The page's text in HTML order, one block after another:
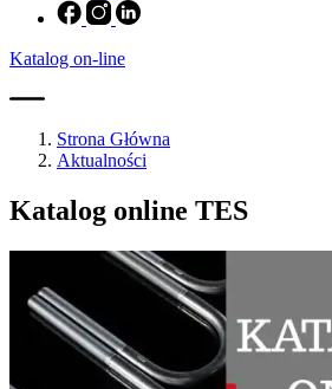
Katalog on-line
Strona Główna
Aktualności
Katalog online TES